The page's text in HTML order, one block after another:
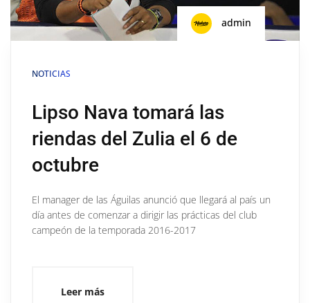
admin
NOTICIAS
Lipso Nava tomará las
riendas del Zulia el 6 de
octubre
El manager de las Águilas anunció que llegará al país un
día antes de comenzar a dirigir las prácticas del club
campeón de la temporada 2016-2017
Leer más